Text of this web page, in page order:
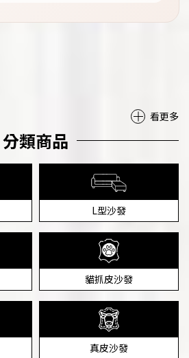
分類商品
看更多
L型沙發
貓抓皮沙發
真皮沙發